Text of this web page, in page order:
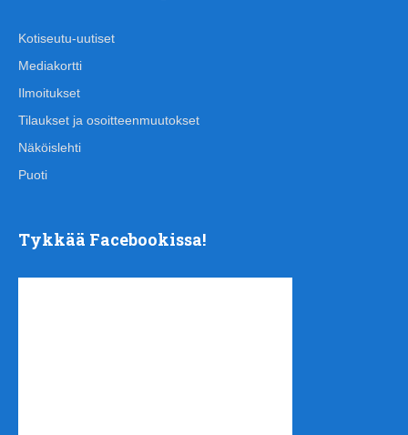
Kotiseutu-uutiset
Mediakortti
Ilmoitukset
Tilaukset ja osoitteenmuutokset
Näköislehti
Puoti
Tykkää Facebookissa!